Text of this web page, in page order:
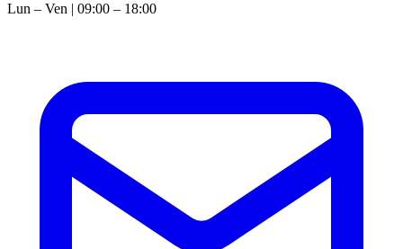
Lun – Ven | 09:00 – 18:00